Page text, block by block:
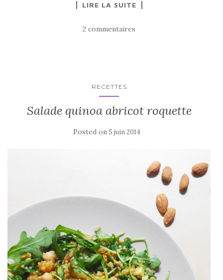
LIRE LA SUITE
2 commentaires
RECETTES
Salade quinoa abricot roquette
Posted on 5 juin 2014